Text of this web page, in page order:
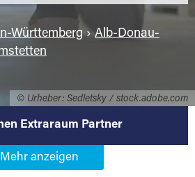
© Urheber: Sedletsky / stock.adobe.com
Württemberg›Alb-Donau-
Extraraum Partner
Extraraum Partner in